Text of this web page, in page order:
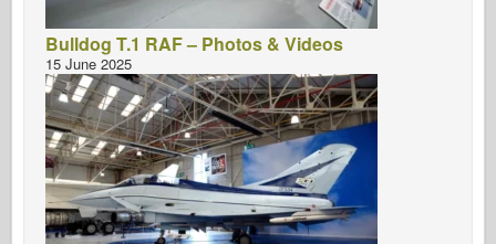
Bulldog T.1 RAF – Photos & Videos
15 June 2025